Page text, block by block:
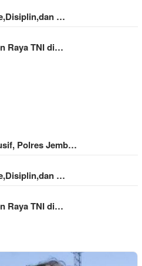
…
Raya TNI di…
Polres Jemb…
…
Raya TNI di…